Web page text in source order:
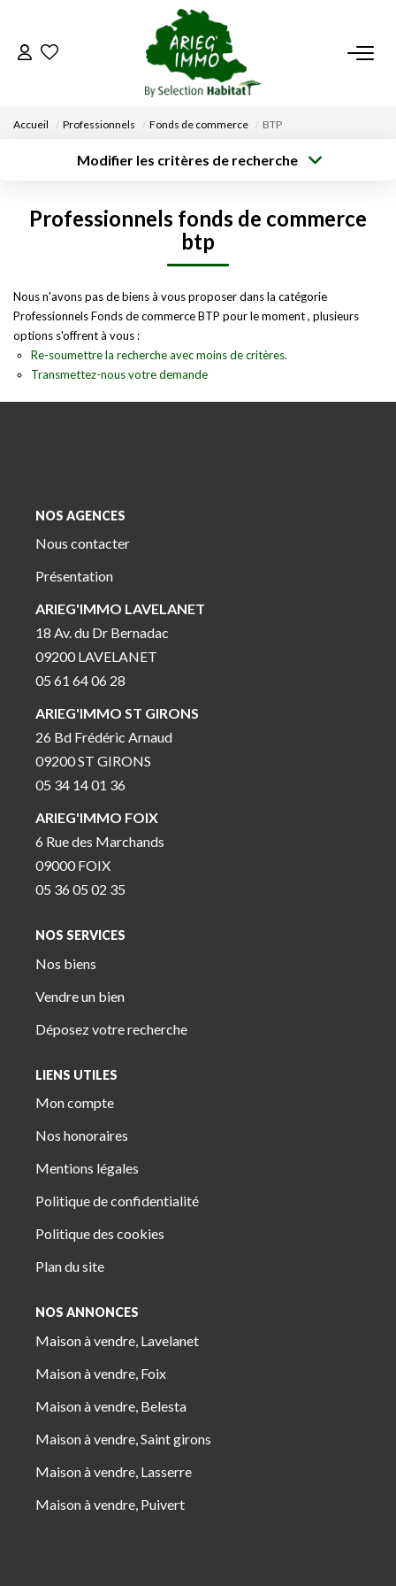
ACCUEIL
DÉPOSEZ VOTRE RECHERCHE
NOUS REJOINDRE
CONTACT
Accueil Professionnels Fonds de commerce BTP
Modifier les critères de recherche
Type de bien
Surface min
Professionnels fonds de commerce
btp
Nous n'avons pas de biens à vous proposer dans la catégorie
Professionnels Fonds de commerce BTP pour le moment , plusieurs
options s'offrent à vous :
Re-soumettre la recherche avec moins de critères.
Transmettez-nous votre demande
NOS AGENCES
Nous contacter
Présentation
ARIEG'IMMO LAVELANET
18 Av. du Dr Bernadac
09200 LAVELANET
05 61 64 06 28
ARIEG'IMMO ST GIRONS
26 Bd Frédéric Arnaud
09200 ST GIRONS
05 34 14 01 36
ARIEG'IMMO FOIX
6 Rue des Marchands
09000 FOIX
05 36 05 02 35
NOS SERVICES
Nos biens
Vendre un bien
Déposez votre recherche
LIENS UTILES
Mon compte
Nos honoraires
Mentions légales
Politique de confidentialité
Politique des cookies
Plan du site
NOS ANNONCES
Maison à vendre, Lavelanet
Maison à vendre, Foix
Maison à vendre, Belesta
Maison à vendre, Saint girons
Maison à vendre, Lasserre
Maison à vendre, Puivert